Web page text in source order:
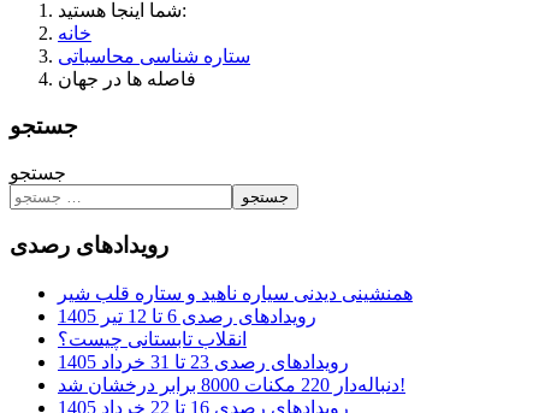
شما اینجا هستید:
خانه
ستاره شناسی محاسباتی
فاصله ها در جهان
جستجو
جستجو
جستجو
رویدادهای رصدی
همنشینی دیدنی سیاره ناهید و ستاره قلب شیر
رویدادهای رصدی 6 تا 12 تیر 1405
انقلاب تابستانی چیست؟
رویدادهای رصدی 23 تا 31 خرداد 1405
دنباله‌دار 220 مکنات 8000 برابر درخشان شد!
رویدادهای رصدی 16 تا 22 خرداد 1405